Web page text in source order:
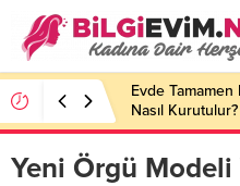
Evde
Nasıl
Yeni Örgü